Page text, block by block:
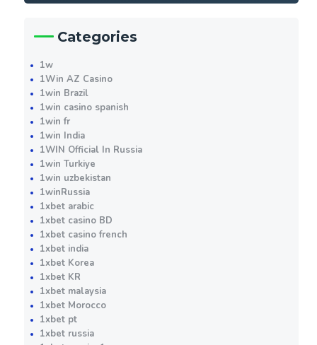
Categories
1w
1Win AZ Casino
1win Brazil
1win casino spanish
1win fr
1win India
1WIN Official In Russia
1win Turkiye
1win uzbekistan
1winRussia
1xbet arabic
1xbet casino BD
1xbet casino french
1xbet india
1xbet Korea
1xbet KR
1xbet malaysia
1xbet Morocco
1xbet pt
1xbet russia